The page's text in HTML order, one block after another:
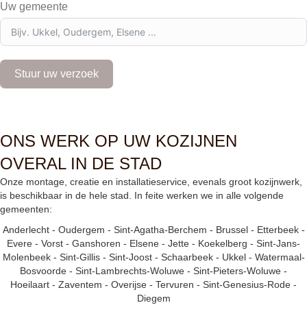
g
u
3
2
Uw gemeente
Stuur uw verzoek
ONS WERK OP UW KOZIJNEN
OVERAL IN DE STAD
Onze montage, creatie en installatieservice, evenals groot kozijnwerk,
is beschikbaar in de hele stad. In feite werken we in alle volgende
gemeenten:
Anderlecht- Oudergem - Sint-Agatha-Berchem - Brussel- Etterbeek-
Evere - Vorst - Ganshoren - Elsene - Jette - Koekelberg - Sint-Jans-
Molenbeek- Sint-Gillis- Sint-Joost- Schaarbeek- Ukkel- Watermaal-
Bosvoorde - Sint-Lambrechts-Woluwe - Sint-Pieters-Woluwe -
Hoeilaart - Zaventem - Overijse - Tervuren - Sint-Genesius-Rode -
Diegem